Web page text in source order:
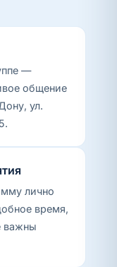
—
общение
ул.
лично
время,
важны